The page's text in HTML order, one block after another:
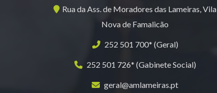
Rua da Ass. de Moradores das Lameiras, Vila
Nova de Famalicão
252 501 700* (Geral)
252 501 726* (Gabinete Social)
geral@amlameiras.pt